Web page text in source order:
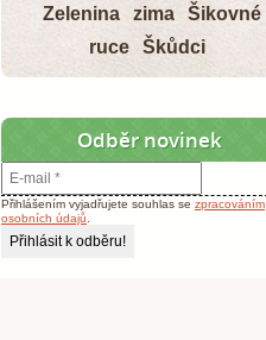
Zelenina
zima
Šikovné
ruce
Škůdci
Odběr novinek
Přihlášením vyjadřujete souhlas se zpracováním
osobních údajů